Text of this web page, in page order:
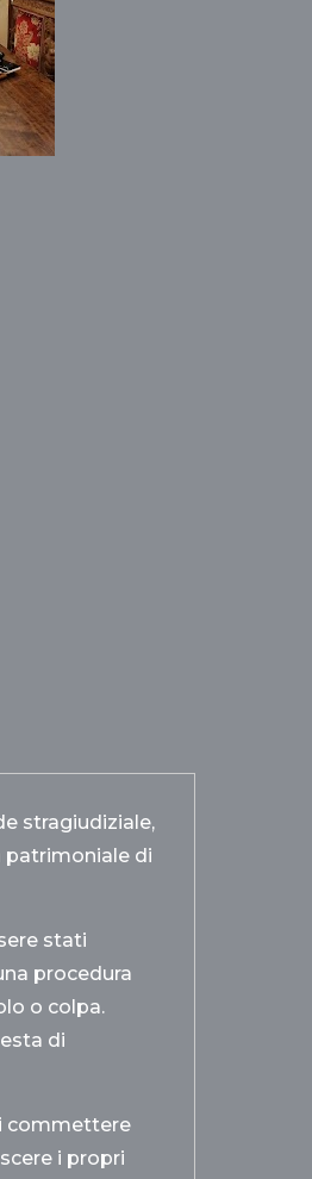
stragiudiziale,
patrimoniale di
stati
procedura
o colpa.
di
commettere
i propri